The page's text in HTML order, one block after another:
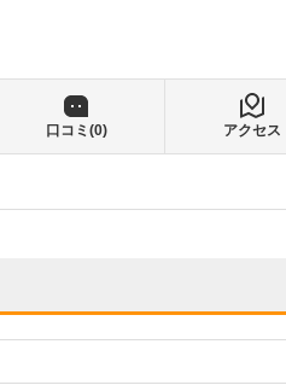
口コミ(0) アクセス